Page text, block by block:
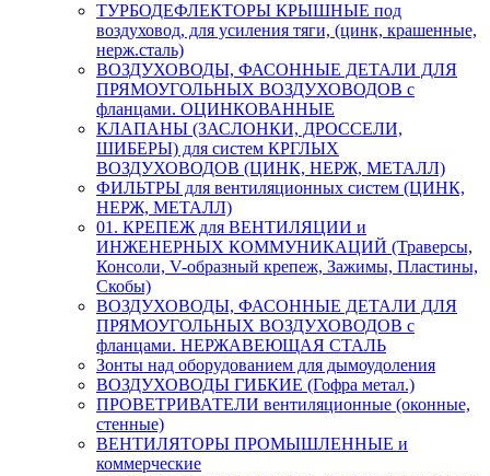
ТУРБОДЕФЛЕКТОРЫ КРЫШНЫЕ под
воздуховод, для усиления тяги, (цинк, крашенные,
нерж.сталь)
ВОЗДУХОВОДЫ, ФАСОННЫЕ ДЕТАЛИ ДЛЯ
ПРЯМОУГОЛЬНЫХ ВОЗДУХОВОДОВ с
фланцами. ОЦИНКОВАННЫЕ
КЛАПАНЫ (ЗАСЛОНКИ, ДРОССЕЛИ,
ШИБЕРЫ) для систем КРГЛЫХ
ВОЗДУХОВОДОВ (ЦИНК, НЕРЖ, МЕТАЛЛ)
ФИЛЬТРЫ для вентиляционных систем (ЦИНК,
НЕРЖ, МЕТАЛЛ)
01. КРЕПЕЖ для ВЕНТИЛЯЦИИ и
ИНЖЕНЕРНЫХ КОММУНИКАЦИЙ (Траверсы,
Консоли, V-образный крепеж, Зажимы, Пластины,
Скобы)
ВОЗДУХОВОДЫ, ФАСОННЫЕ ДЕТАЛИ ДЛЯ
ПРЯМОУГОЛЬНЫХ ВОЗДУХОВОДОВ с
фланцами. НЕРЖАВЕЮЩАЯ СТАЛЬ
Зонты над оборудованием для дымоудоления
ВОЗДУХОВОДЫ ГИБКИЕ (Гофра метал.)
ПРОВЕТРИВАТЕЛИ вентиляционные (оконные,
стенные)
ВЕНТИЛЯТОРЫ ПРОМЫШЛЕННЫЕ и
коммерческие